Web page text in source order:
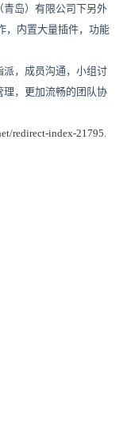
岛）有限公司下另外
，内置大量插件，功能
，成员沟通，小组讨
，更加流畅的团队协
redirect-index-21795.